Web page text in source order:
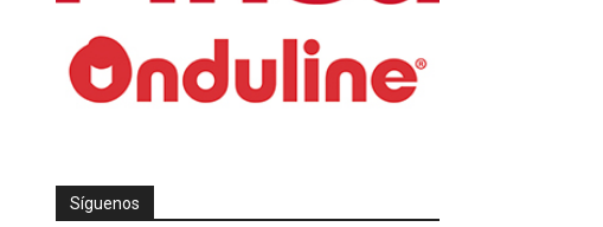
Síguenos